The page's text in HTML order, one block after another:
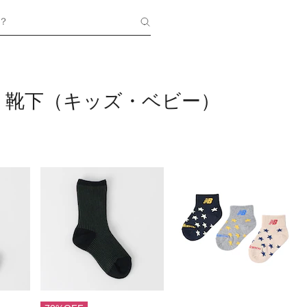
下（キッズ・ベビー）